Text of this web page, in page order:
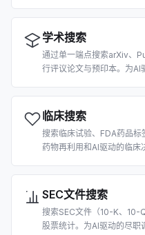
学术搜索
通过单一端点搜索arXiv、
行评议论文与预印本。为AI
临床搜索
搜索临床试验、FDA药品标
药物再利用和AI驱动的临床
SEC文件搜索
搜索SEC文件（10-K、10-
股票统计。为AI驱动的尽职